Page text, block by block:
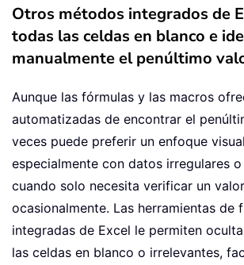
Otros métodos integrados de
todas las celdas en blanco e
manualmente el penúltimo
Aunque las fórmulas y las macros
automatizadas de encontrar el
veces puede preferir un enfoque
especialmente con datos irregulares
cuando solo necesita verificar un valor
ocasionalmente. Las herramientas de
integradas de Excel le permiten
las celdas en blanco o irrelevantes,